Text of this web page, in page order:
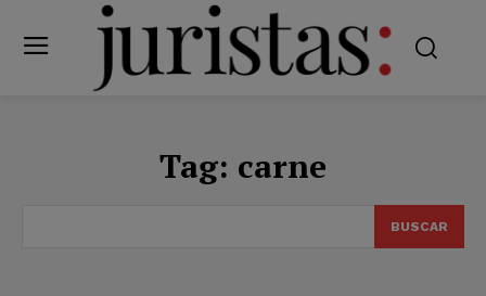
Tag: carne
BUSCAR